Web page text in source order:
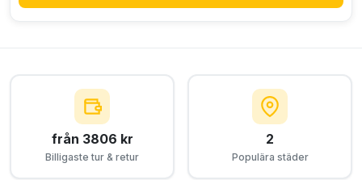
från 3806 kr
Billigaste tur & retur
2
Populära städer